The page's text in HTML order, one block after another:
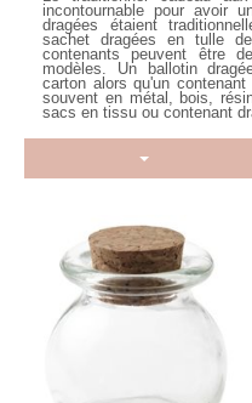
incontournable pour avoir
dragées étaient
sachet dragées en tulle
contenants peuvent être
modèles. Un
ballotin
carton alors qu'un
souvent en métal, bois,
sacs en tissu ou contenant